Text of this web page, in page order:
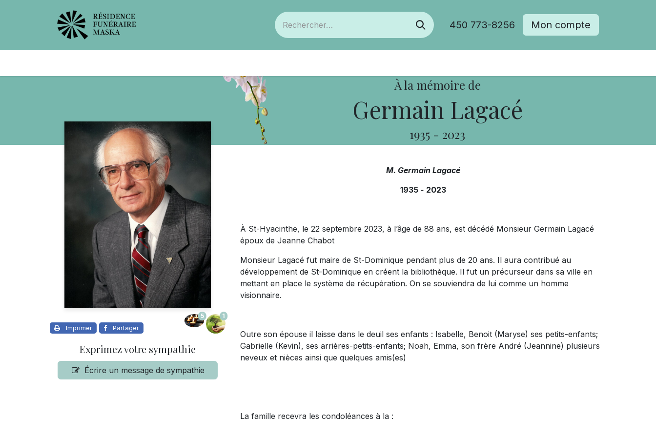
450 773-8256 Mon compte
À la mémoire de
Germain Lagacé
1935 - 2023
Imprimer Partager
5 1
Exprimez votre sympathie
Écrire un message de sympathie
M. Germain Lagacé
1935 - 2023
À St-Hyacinthe, le 22 septembre 2023, à l’âge de 88 ans, est décédé Monsieur Germain Lagacé
époux de Jeanne Chabot
Monsieur Lagacé fut maire de St-Dominique pendant plus de 20 ans. Il aura contribué au
développement de St-Dominique en créent la bibliothèque. Il fut un précurseur dans sa ville en
mettant en place le système de récupération. On se souviendra de lui comme un homme
visionnaire.
Outre son épouse il laisse dans le deuil ses enfants : Isabelle, Benoit (Maryse) ses petits-enfants;
Gabrielle (Kevin), ses arrières-petits-enfants; Noah, Emma, son frère André (Jeannine) plusieurs
neveux et nièces ainsi que quelques amis(es)
La famille recevra les condoléances à la :